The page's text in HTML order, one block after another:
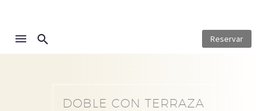
Reservar
DOBLE CON TERRAZA